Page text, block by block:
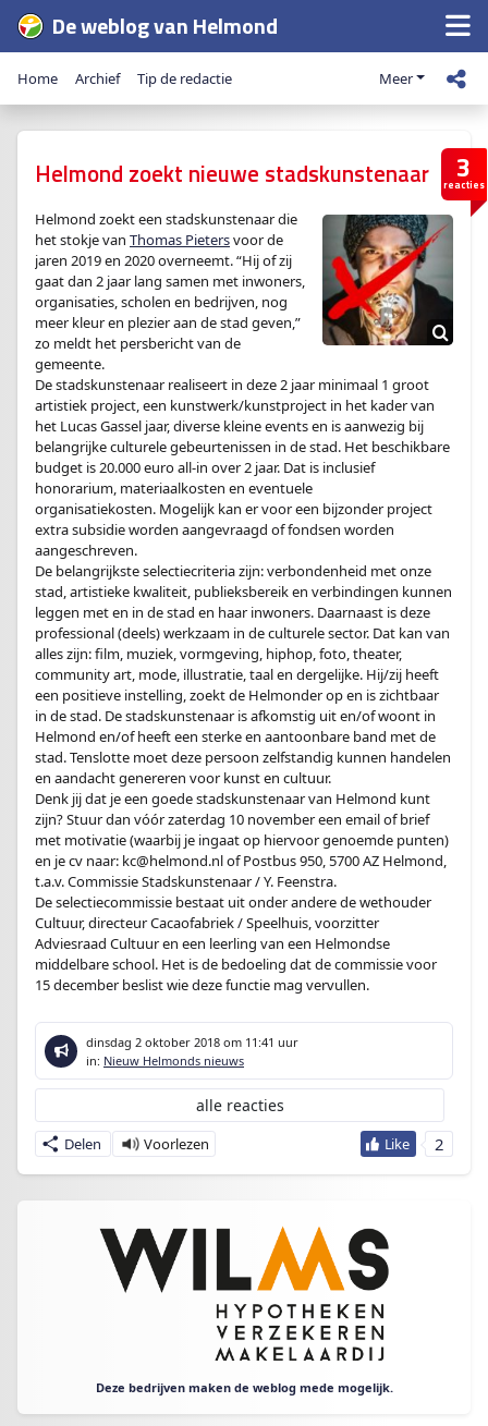
De weblog van Helmond
Home Archief Tip de redactie Meer
3
reacties
Helmond zoekt nieuwe stadskunstenaar
Helmond zoekt een stadskunstenaar die
het stokje van Thomas Pietersvoor de
jaren 2019 en 2020 overneemt. “Hij of zij
gaat dan 2 jaar lang samen met inwoners,
organisaties, scholen en bedrijven, nog
meer kleur en plezier aan de stad geven,”
zo meldt het persbericht van de
gemeente.
De stadskunstenaar realiseert in deze 2 jaar minimaal 1 groot
artistiek project, een kunstwerk/kunstproject in het kader van
het Lucas Gassel jaar, diverse kleine events en is aanwezig bij
belangrijke culturele gebeurtenissen in de stad. Het beschikbare
budget is 20.000 euro all-in over 2 jaar. Dat is inclusief
honorarium, materiaalkosten en eventuele
organisatiekosten. Mogelijk kan er voor een bijzonder project
extra subsidie worden aangevraagd of fondsen worden
aangeschreven.
De belangrijkste selectiecriteria zijn: verbondenheid met onze
stad, artistieke kwaliteit, publieksbereik en verbindingen kunnen
leggen met en in de stad en haar inwoners. Daarnaast is deze
professional (deels) werkzaam in de culturele sector. Dat kan van
alles zijn: film, muziek, vormgeving, hiphop, foto, theater,
community art, mode, illustratie, taal en dergelijke. Hij/zij heeft
een positieve instelling, zoekt de Helmonder op en is zichtbaar
in de stad. De stadskunstenaar is afkomstig uit en/of woont in
Helmond en/of heeft een sterke en aantoonbare band met de
stad. Tenslotte moet deze persoon zelfstandig kunnen handelen
en aandacht genereren voor kunst en cultuur.
Denk jij dat je een goede stadskunstenaar van Helmond kunt
zijn? Stuur dan vóór zaterdag 10 november een email of brief
met motivatie (waarbij je ingaat op hiervoor genoemde punten)
en je cv naar: kc@helmond.nlof Postbus 950, 5700 AZ Helmond,
t.a.v. Commissie Stadskunstenaar / Y. Feenstra.
De selectiecommissie bestaat uit onder andere de wethouder
Cultuur, directeur Cacaofabriek / Speelhuis, voorzitter
Adviesraad Cultuur en een leerling van een Helmondse
middelbare school. Het is de bedoeling dat de commissie voor
15 december beslist wie deze functie mag vervullen.
dinsdag 2 oktober 2018 om 11:41 uur
in: Nieuw Helmonds nieuws
2
Delen
alle reacties
Deze bedrijven maken de weblog mede mogelijk.